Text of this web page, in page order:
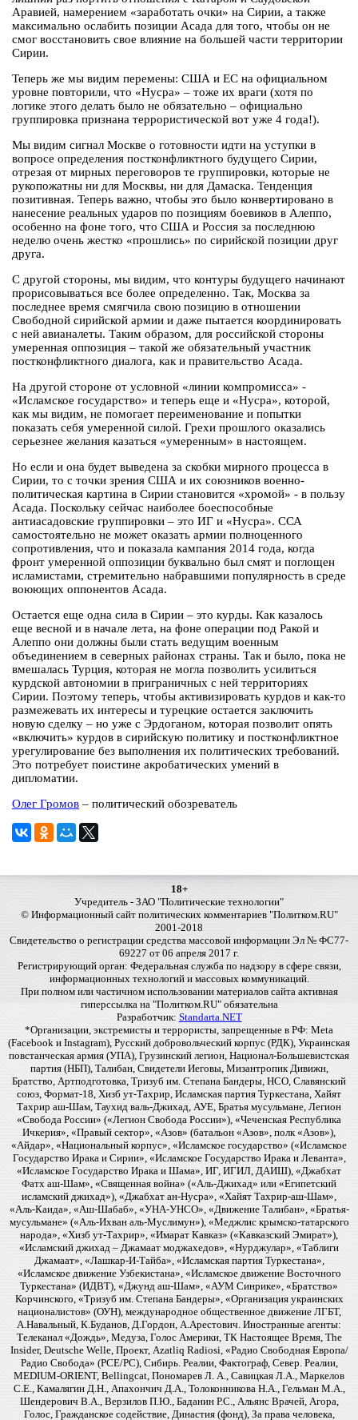
Аравией, намерением «заработать очки» на Сирии, а также
максимально ослабить позиции Асада для того, чтобы он не
смог восстановить свое влияние на большей части территории
Сирии.
Теперь же мы видим перемены: США и ЕС на официальном
уровне повторили, что «Нусра» – тоже их враги (хотя по
логике этого делать было не обязательно – официально
группировка признана террористической вот уже 4 года!).
Мы видим сигнал Москве о готовности идти на уступки в
вопросе определения постконфликтного будущего Сирии,
отрезая от мирных переговоров те группировки, которые не
рукопожатны ни для Москвы, ни для Дамаска. Тенденция
позитивная. Теперь важно, чтобы это было конвертировано в
нанесение реальных ударов по позициям боевиков в Алеппо,
особенно на фоне того, что США и Россия за последнюю
неделю очень жестко «прошлись» по сирийской позиции друг
друга.
С другой стороны, мы видим, что контуры будущего начинают
прорисовываться все более определенно. Так, Москва за
последнее время смягчила свою позицию в отношении
Свободной сирийской армии и даже пытается координировать
с ней авианалеты. Таким образом, для российской стороны
умеренная оппозиция – такой же обязательный участник
постконфликтного диалога, как и правительство Асада.
На другой стороне от условной «линии компромисса» -
«Исламское государство» и теперь еще и «Нусра», которой,
как мы видим, не помогает переименование и попытки
показать себя умеренной силой. Грехи прошлого оказались
серьезнее желания казаться «умеренным» в настоящем.
Но если и она будет выведена за скобки мирного процесса в
Сирии, то с точки зрения США и их союзников военно-
политическая картина в Сирии становится «хромой» - в пользу
Асада. Поскольку сейчас наиболее боеспособные
антиасадовские группировки – это ИГ и «Нусра». ССА
самостоятельно не может оказать армии полноценного
сопротивления, что и показала кампания 2014 года, когда
фронт умеренной оппозиции буквально был смят и поглощен
исламистами, стремительно набравшими популярность в среде
воюющих оппонентов Асада.
Остается еще одна сила в Сирии – это курды. Как казалось
еще весной и в начале лета, на фоне операции под Ракой и
Алеппо они должны были стать ведущим военным
объединением в северных районах страны. Так и было, пока не
вмешалась Турция, которая не могла позволить усилиться
курдской автономии в приграничных с ней территориях
Сирии. Поэтому теперь, чтобы активизировать курдов и как-то
размежевать их интересы и турецкие остается заключить
новую сделку – но уже с Эрдоганом, которая позволит опять
«включить» курдов в сирийскую политику и постконфликтное
урегулирование без выполнения их политических требований.
Это потребует поистине акробатических умений в
дипломатии.
Олег Громов – политический обозреватель
18+
Учредитель - ЗАО "Политические технологии"
© Информационный сайт политических комментариев "Политком.RU"
2001-2018
Свидетельство о регистрации средства массовой информации Эл № ФС77-
69227 от 06 апреля 2017 г.
Регистрирующий орган: Федеральная служба по надзору в сфере связи,
информационных технологий и массовых коммуникаций.
При полном или частичном использовании материалов сайта активная
гиперссылка на "Политком.RU" обязательна
Разработчик: Standarta.NET
*Организации, экстремисты и террористы, запрещенные в РФ: Meta
(Facebook и Instagram), Русский добровольческий корпус (РДК), Украинская
повстанческая армия (УПА), Грузинский легион, Национал-Большевистская
партия (НБП), Талибан, Свидетели Иеговы, Мизантропик Дивижн,
Братство, Артподготовка, Тризуб им. Степана Бандеры, НСО, Славянский
союз, Формат-18, Хизб ут-Тахрир, Исламская партия Туркестана, Хайят
Тахрир аш-Шам, Таухид валь-Джихад, АУЕ, Братья мусульмане, Легион
«Свобода России» («Легион Свобода России»), «Чеченская Республика
Ичкерия», «Правый сектор», «Азов» (батальон «Азов», полк «Азов»),
«Айдар», «Национальный корпус», «Исламское государство» («Исламское
Государство Ирака и Сирии», «Исламское Государство Ирака и Леванта»,
«Исламское Государство Ирака и Шама», ИГ, ИГИЛ, ДАИШ), «Джабхат
Фатх аш-Шам», «Священная война» («Аль-Джихад» или «Египетский
исламский джихад»), «Джабхат ан-Нусра», «Хайят Тахрир-аш-Шам»,
«Аль-Каида», «Аш-Шабаб», «УНА-УНСО», «Движение Талибан», «Братья-
мусульмане» («Аль-Ихван аль-Муслимун»), «Меджлис крымско-татарского
народа», «Хизб ут-Тахрир», «Имарат Кавказ» («Кавказский Эмират»),
«Исламский джихад – Джамаат моджахедов», «Нурджулар», «Таблиги
Джамаат», «Лашкар-И-Тайба», «Исламская партия Туркестана»,
«Исламское движение Узбекистана», «Исламское движение Восточного
Туркестана» (ИДВТ), «Джунд аш-Шам», «АУМ Синрике», «Братство»
Корчинского, «Тризуб им. Степана Бандеры», «Организация украинских
националистов» (ОУН), международное общественное движение ЛГБТ,
А.Навальный, К.Буданов, Д.Гордон, А.Арестович. Иностранные агенты:
Телеканал «Дождь», Медуза, Голос Америки, ТК Настоящее Время, The
Insider, Deutsche Welle, Проект, Azatliq Radiosi, «Радио Свободная Европа/
Радио Свобода» (PCE/PC), Сибирь. Реалии, Фактограф, Север. Реалии,
MEDIUM-ORIENT, Bellingcat, Пономарев Л. А., Савицкая Л.А., Маркелов
С.Е., Камалягин Д.Н., Апахончич Д.А., Толоконникова Н.А., Гельман М.А.,
Шендерович В.А., Верзилов П.Ю., Баданин Р.С., Альянс Врачей, Агора,
Голос, Гражданское содействие, Династия (фонд), За права человека,